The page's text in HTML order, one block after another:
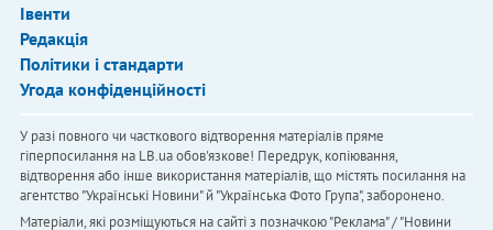
Івенти
Редакція
Політики і стандарти
Угода конфіденційності
У разі повного чи часткового відтворення матеріалів пряме
гіперпосилання на LB.ua обов'язкове! Передрук, копіювання,
відтворення або інше використання матеріалів, що містять посилання на
агентство "Українськi Новини" й "Українська Фото Група", заборонено.
Матеріали, які розміщуються на сайті з позначкою "Реклама" / "Новини